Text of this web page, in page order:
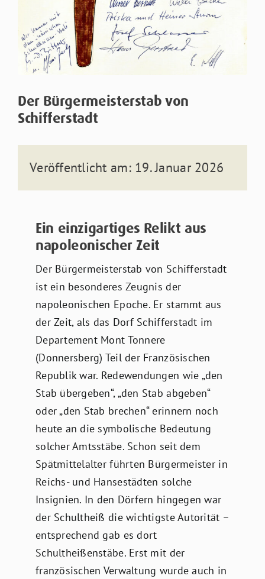
Der Bürgermeisterstab von
Schifferstadt
Veröffentlicht am: 19. Januar 2026
Ein einzigartiges Relikt aus
napoleonischer Zeit
Der Bürgermeisterstab von Schifferstadt
ist ein besonderes Zeugnis der
napoleonischen Epoche. Er stammt aus
der Zeit, als das Dorf Schifferstadt im
Departement Mont Tonnere
(Donnersberg) Teil der Französischen
Republik war. Redewendungen wie „den
Stab übergeben“, „den Stab abgeben“
oder „den Stab brechen“ erinnern noch
heute an die symbolische Bedeutung
solcher Amtsstäbe. Schon seit dem
Spätmittelalter führten Bürgermeister in
Reichs- und Hansestädten solche
Insignien. In den Dörfern hingegen war
der Schultheiß die wichtigste Autorität –
entsprechend gab es dort
Schultheißenstäbe. Erst mit der
französischen Verwaltung wurde auch in